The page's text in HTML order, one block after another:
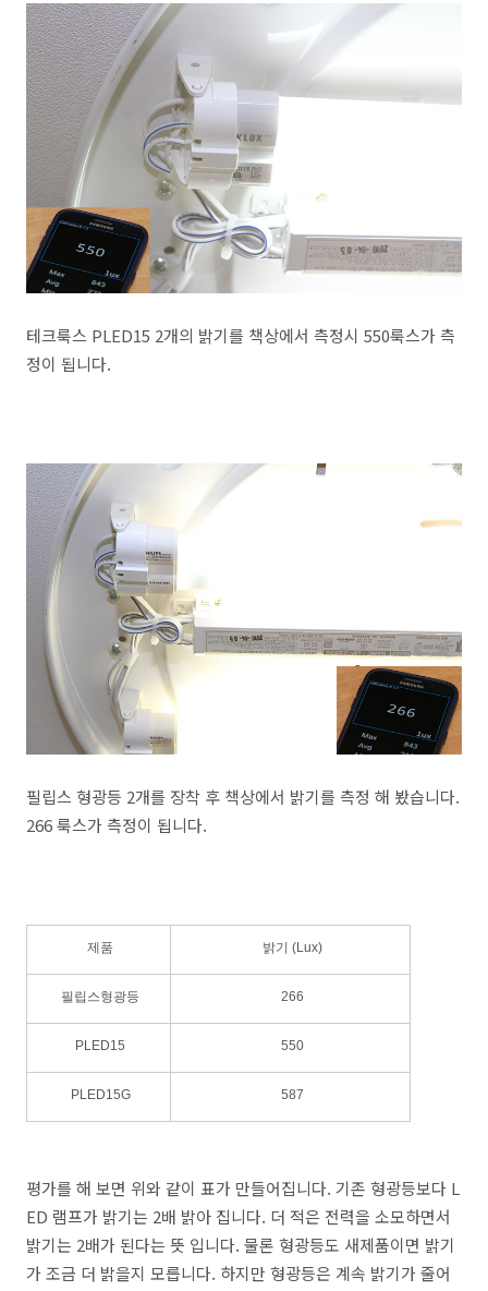
테크룩스 PLED15 2개의 밝기를 책상에서 측정시 550룩스가 측
정이 됩니다.
필립스 형광등 2개를 장착 후 책상에서 밝기를 측정 해 봤습니다.
266 룩스가 측정이 됩니다.
제품 밝기 (Lux)
필립스형광등 266
PLED15 550
PLED15G 587
평가를 해 보면 위와 같이 표가 만들어집니다. 기존 형광등보다 L
ED 램프가 밝기는 2배 밝아 집니다. 더 적은 전력을 소모하면서
밝기는 2배가 된다는 뜻 입니다. 물론 형광등도 새제품이면 밝기
가 조금 더 밝을지 모릅니다. 하지만 형광등은 계속 밝기가 줄어